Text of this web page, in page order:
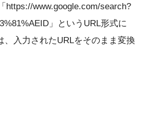
https://www.google.com/search?
」というURL形式に
入力されたURLをそのまま変換